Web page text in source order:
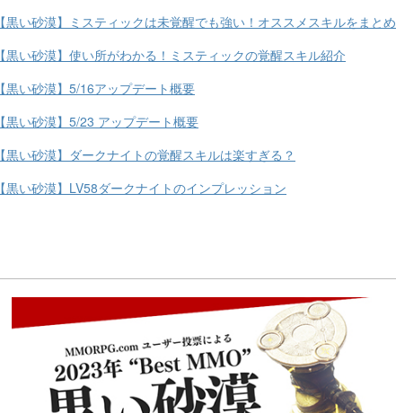
n
a
e
b
o
o
k
e
st
n
ot
e
y
Li
【黒い砂漠】ミスティックは未覚醒でも強い！オススメスキルをまとめ
【黒い砂漠】使い所がわかる！ミスティックの覚醒スキル紹介
【黒い砂漠】5/16アップデート概要
【黒い砂漠】5/23 アップデート概要
【黒い砂漠】ダークナイトの覚醒スキルは楽すぎる？
【黒い砂漠】LV58ダークナイトのインプレッション